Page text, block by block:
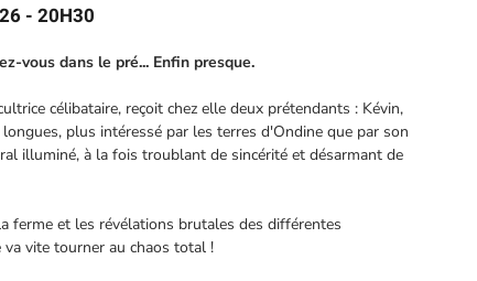
- 20H30
vous dans le pré... Enfin presque.
célibataire, reçoit chez elle deux prétendants : Kévin,
plus intéressé par les terres d'Ondine que par son
illuminé, à la fois troublant de sincérité et désarmant de
ferme et les révélations brutales des différentes
vite tourner au chaos total !